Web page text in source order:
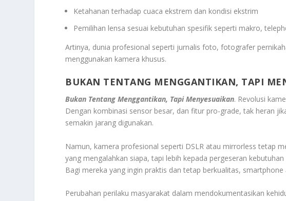
Ketahanan terhadap cuaca ekstrem dan kondisi ekstrim
Pemilihan lensa sesuai kebutuhan spesifik seperti makro,
Artinya, dunia profesional seperti jurnalis foto, fotografer
menggunakan kamera khusus.
BUKAN TENTANG MENGGANTIKAN, TAPI
Bukan Tentang Menggantikan, Tapi Menyesuaikan. Revolusi
Dengan kombinasi sensor besar, dan fitur pro-grade, tak heran
semakin jarang digunakan.
Namun, kamera profesional seperti DSLR atau mirrorless tetap
yang mengalahkan siapa, tapi lebih kepada pergeseran
Bagi mereka yang ingin praktis dan tetap berkualitas, smartphone
Perubahan perilaku masyarakat dalam mendokumentasikan